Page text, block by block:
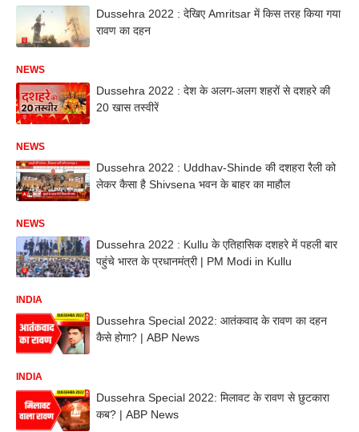
Dussehra 2022 : देखिए Amritsar में किस तरह किया गया
रावण का दहन
NEWS
Dussehra 2022 : देश के अलग-अलग शहरों से दशहरे की
20 खास तस्वीरें
NEWS
Dussehra 2022 : Uddhav-Shinde की दशहरा रैली को
लेकर कैसा है Shivsena भवन के बाहर का माहौल
NEWS
Dussehra 2022 : Kullu के एतिहासिक दशहरे में पहली बार
पहुंचे भारत के प्रधानमंत्री | PM Modi in Kullu
INDIA
Dussehra Special 2022: आतंकवाद के रावण का दहन
कैसे होगा? | ABP News
INDIA
Dussehra Special 2022: मिलावट के रावण से छुटकारा
कब? | ABP News